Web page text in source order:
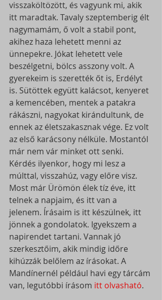
visszaköltözött, és vagyunk mi, akik
itt maradtak. Tavaly szeptemberig élt
nagymamám, ő volt a stabil pont,
akihez haza lehetett menni az
ünnepekre. Jókat lehetett vele
beszélgetni, bölcs asszony volt. A
gyerekeim is szerették őt is, Erdélyt
is. Sütöttek együtt kalácsot, kenyeret
a kemencében, mentek a patakra
rákászni, nagyokat kirándultunk, de
ennek az életszakasznak vége. Ez volt
az első karácsony nélküle. Mostantól
már nem vár minket ott senki.
Kérdés ilyenkor, hogy mi lesz a
múlttal, visszahúz, vagy előre visz.
Most már Ürömön élek tíz éve, itt
telnek a napjaim, és itt van a
jelenem. Írásaim is itt készülnek, itt
jönnek a gondolatok. Igyekszem a
napirendet tartani. Vannak jó
szerkesztőim, akik mindig időre
kihúzzák belőlem az írásokat. A
Mandínernél például havi egy tárcám
van, legutóbbi írásom itt olvasható.